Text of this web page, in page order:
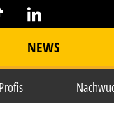
NEWS
Profis